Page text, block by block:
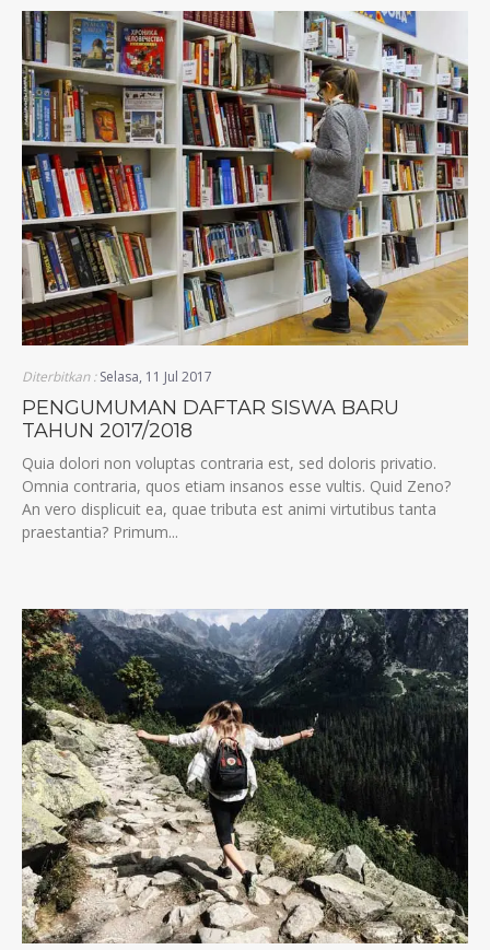
Diterbitkan :Selasa, 11 Jul 2017
PENGUMUMAN DAFTAR SISWA BARU
TAHUN 2017/2018
Quia dolori non voluptas contraria est, sed doloris privatio.
Omnia contraria, quos etiam insanos esse vultis. Quid Zeno?
An vero displicuit ea, quae tributa est animi virtutibus tanta
praestantia? Primum...